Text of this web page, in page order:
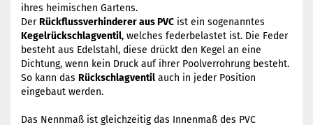
ihres heimischen Gartens.
DerRückflussverhinderer aus PVC ist ein sogenanntes
Kegelrückschlagventil, welches federbelastet ist. Die Feder
besteht aus Edelstahl, diese drückt den Kegel an eine
Dichtung, wenn kein Druck auf ihrer Poolverrohrung besteht.
So kann das Rückschlagventil auch in jeder Position
eingebaut werden.
Das Nennmaß ist gleichzeitig das Innenmaß des PVC